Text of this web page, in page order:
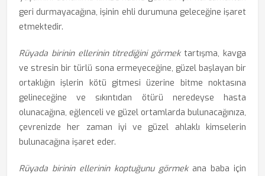
geri durmayacağına, işinin ehli durumuna geleceğine işaret
etmektedir.
Rüyada birinin ellerinin titrediğini görmektartışma, kavga
ve stresin bir türlü sona ermeyeceğine, güzel başlayan bir
ortaklığın işlerin kötü gitmesi üzerine bitme noktasına
gelineceğine ve sıkıntıdan ötürü neredeyse hasta
olunacağına, eğlenceli ve güzel ortamlarda bulunacağınıza,
çevrenizde her zaman iyi ve güzel ahlaklı kimselerin
bulunacağına işaret eder.
Rüyada birinin ellerinin koptuğunu görmekana baba için